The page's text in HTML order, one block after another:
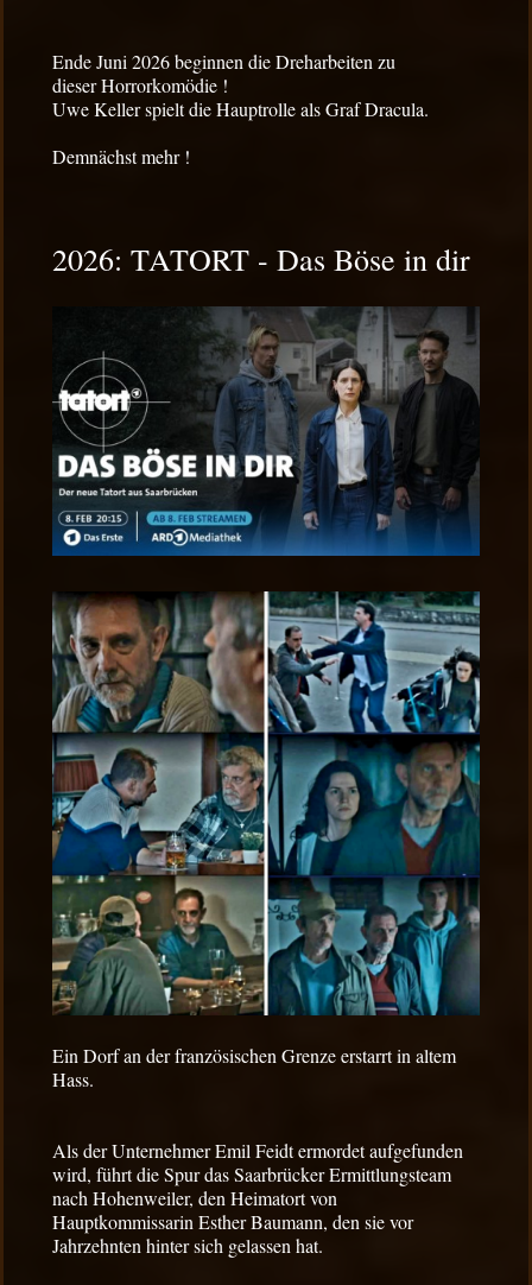
Ende Juni 2026 beginnen die Dreharbeiten zu
dieser Horrorkomödie !
Uwe Keller spielt die Hauptrolle als Graf Dracula.
Demnächst mehr !
2026: TATORT - Das Böse in dir
Ein Dorf an der französischen Grenze erstarrt in altem
Hass.
Als der Unternehmer Emil Feidt ermordet aufgefunden
wird, führt die Spur das Saarbrücker Ermittlungsteam
nach Hohenweiler, den Heimatort von
Hauptkommissarin Esther Baumann, den sie vor
Jahrzehnten hinter sich gelassen hat.